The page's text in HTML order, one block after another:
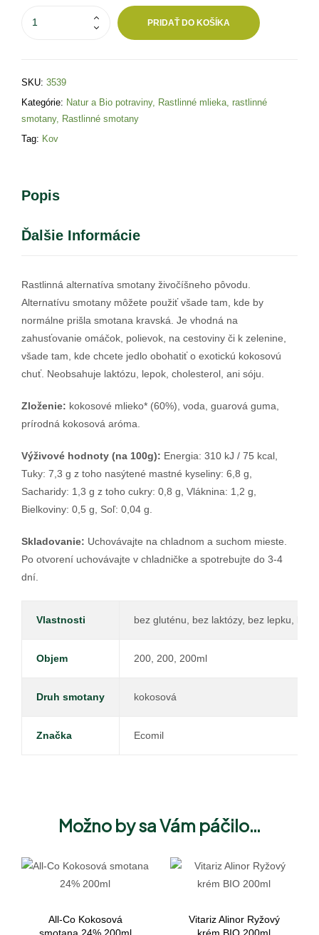
PRIDAŤ DO KOŠÍKA
SKU: 3539
Kategórie: Natur a Bio potraviny, Rastlinné mlieka, rastlinné
smotany, Rastlinné smotany
Tag: Kov
Popis
Ďalšie Informácie
Rastlinná alternatíva smotany živočíšneho pôvodu.
Alternatívu smotany môžete použiť všade tam, kde by
normálne prišla smotana kravská. Je vhodná na
zahusťovanie omáčok, polievok, na cestoviny či k zelenine,
všade tam, kde chcete jedlo obohatiť o exotickú kokosovú
chuť. Neobsahuje laktózu, lepok, cholesterol, ani sóju.
Zloženie: kokosové mlieko* (60%), voda, guarová guma,
prírodná kokosová aróma.
Výživové hodnoty (na 100g): Energia: 310 kJ / 75 kcal,
Tuky: 7,3 g z toho nasýtené mastné kyseliny: 6,8 g,
Sacharidy: 1,3 g z toho cukry: 0,8 g, Vláknina: 1,2 g,
Bielkoviny: 0,5 g, Soľ: 0,04 g.
Skladovanie: Uchovávajte na chladnom a suchom mieste.
Po otvorení uchovávajte v chladničke a spotrebujte do 3-4
dní.
Vlastnosti bez gluténu, bez laktózy, bez lepku, bez
Objem 200, 200, 200ml
Druh smotany kokosová
Značka Ecomil
Možno by sa Vám páčilo…
All-Co Kokosová
smotana 24% 200ml
Vitariz Alinor Ryžový
krém BIO 200ml